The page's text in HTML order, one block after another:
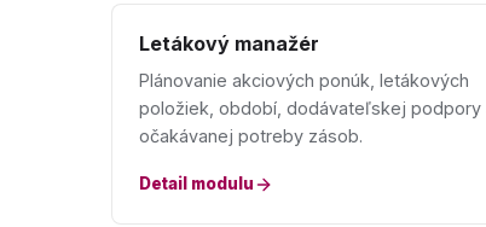
Letákový manažér
Plánovanie akciových ponúk, letákových
položiek, období, dodávateľskej podpory
očakávanej potreby zásob.
Detail modulu